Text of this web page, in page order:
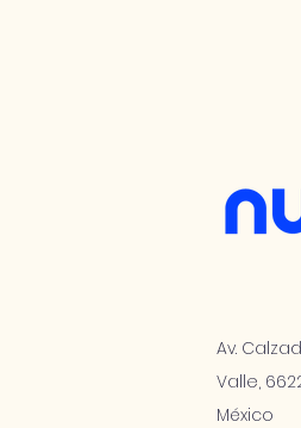
Av.
Valle,
México